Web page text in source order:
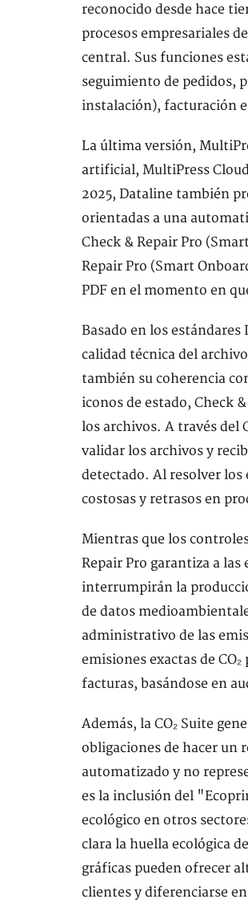
reconocido desde hace
procesos empresariales
central. Sus funciones
seguimiento de pedidos,
instalación), facturación
La última versión,
artificial, MultiPress
2025, Dataline también
orientadas a una
Check & Repair Pro
Repair Pro (Smart
PDF en el momento en
Basado en los estándares
calidad técnica del
también su coherencia
iconos de estado, Check
los archivos. A través del
validar los archivos y
detectado. Al resolver
costosas y retrasos en
Mientras que los
Repair Pro garantiza a
interrumpirán la
de datos
administrativo de las
emisiones exactas de
facturas, basándose en
Además, la CO₂ Suite
obligaciones de hacer un
automatizado y no
es la inclusión del
ecológico en otros
clara la huella ecológica
gráficas pueden ofrecer
clientes y diferenciarse